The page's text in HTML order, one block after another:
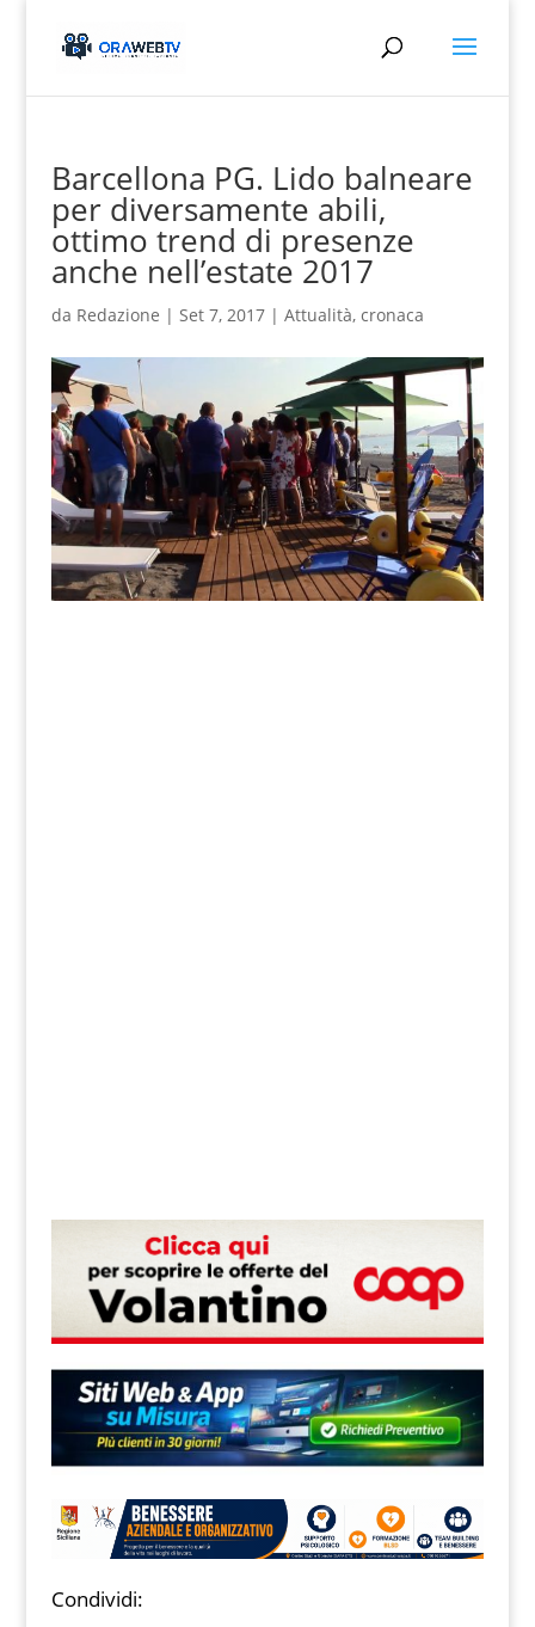
Barcellona PG. Lido balneare
per diversamente abili,
ottimo trend di presenze
anche nell’estate 2017
da Redazione | Set 7, 2017| Attualità, cronaca
Condividi: